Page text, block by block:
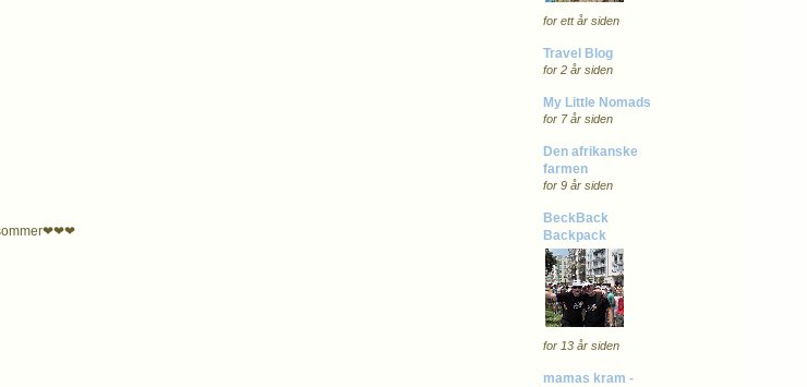
for ett år siden
Travel Blog
for 2 år siden
My Little Nomads
for 7 år siden
Den afrikanske
farmen
for 9 år siden
BeckBack
Backpack
for 13 år siden
mamas kram -